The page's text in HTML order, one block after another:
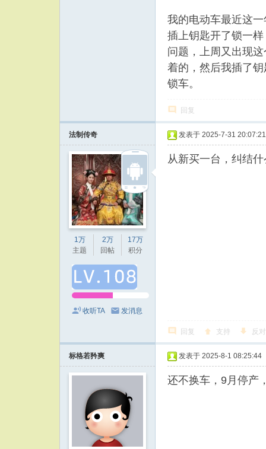
我的电动车最近这
插上钥匙开了锁一
问题，上周又出现
着的，然后我插了
锁车。
回复
法制传奇
1万
主题
2万
回帖
17万
积分
收听TA 发消息
发表于 2025-7-31 20:07:21
从新买一台，纠结什
回复 支持 反对
标格若矜爽 发表于 2025-8-1 08:25:44
还不换车，9月停产